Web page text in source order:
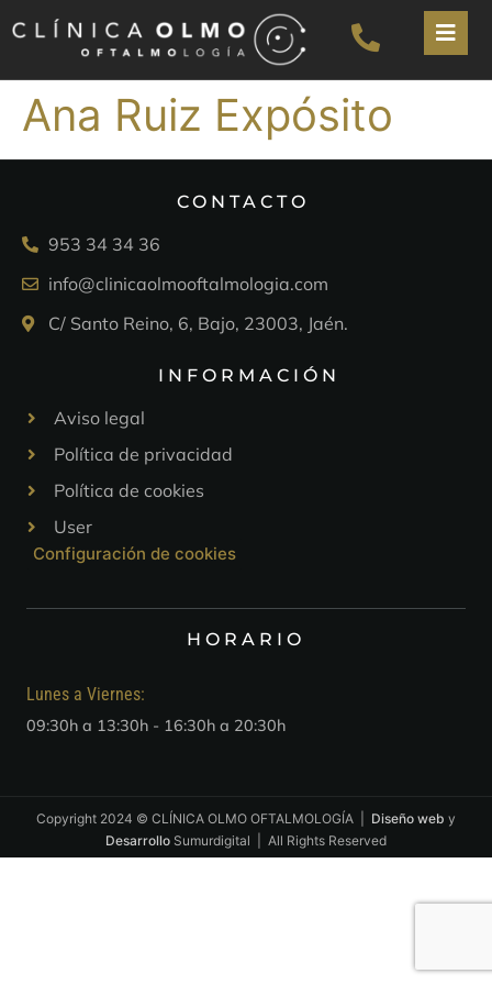
Ana Ruiz Expósito
CONTACTO
953 34 34 36
info@clinicaolmooftalmologia.com
C/ Santo Reino, 6, Bajo, 23003, Jaén.
INFORMACIÓN
Aviso legal
Política de privacidad
Política de cookies
User
Configuración de cookies
HORARIO
Lunes a Viernes:
09:30h a 13:30h - 16:30h a 20:30h
Copyright 2024 © CLÍNICA OLMO OFTALMOLOGÍA | Diseño web y
Desarrollo Sumurdigital | All Rights Reserved